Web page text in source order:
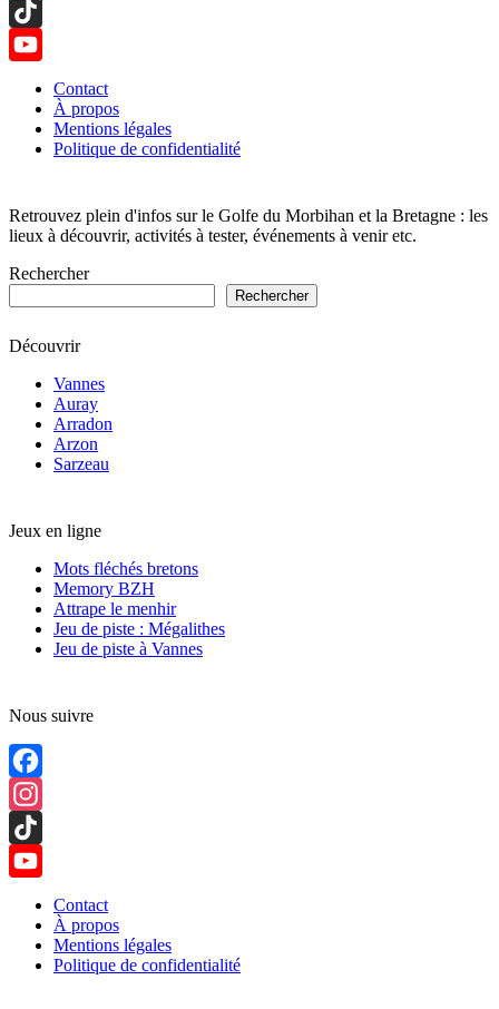
Instagram
TikTok
Channel
Contact
À propos
Mentions légales
Politique de confidentialité
Retrouvez plein d'infos sur le Golfe du Morbihan et la Bretagne : les
lieux à découvrir, activités à tester, événements à venir etc.
Rechercher
Rechercher
Découvrir
Vannes
Auray
Arradon
Arzon
Sarzeau
Jeux en ligne
Mots fléchés bretons
Memory BZH
Attrape le menhir
Jeu de piste : Mégalithes
Jeu de piste à Vannes
Nous suivre
Facebook
Instagram
TikTok
Channel
Contact
À propos
Mentions légales
Politique de confidentialité